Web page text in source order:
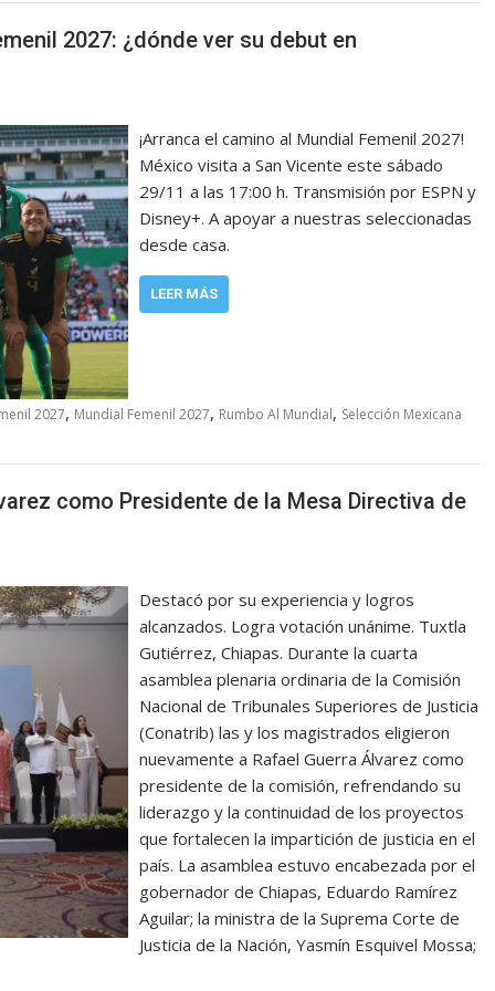
2027: ¿dónde ver su debut en
¡Arranca el camino al Mundial Femenil 2027!
México visita a San Vicente este sábado
29/11 a las 17:00 h. Transmisión por ESPN y
Disney+. A apoyar a nuestras seleccionadas
desde casa.
LEER MÁS
2027, Mundial Femenil 2027, Rumbo Al Mundial, Selección Mexicana
como Presidente de la Mesa Directiva de
Destacó por su experiencia y logros
alcanzados. Logra votación unánime. Tuxtla
Gutiérrez, Chiapas. Durante la cuarta
asamblea plenaria ordinaria de la Comisión
Nacional de Tribunales Superiores de Justicia
(Conatrib) las y los magistrados eligieron
nuevamente a Rafael Guerra Álvarez como
presidente de la comisión, refrendando su
liderazgo y la continuidad de los proyectos
que fortalecen la impartición de justicia en el
país. La asamblea estuvo encabezada por el
gobernador de Chiapas, Eduardo Ramírez
Aguilar; la ministra de la Suprema Corte de
Justicia de la Nación, Yasmín Esquivel Mossa;